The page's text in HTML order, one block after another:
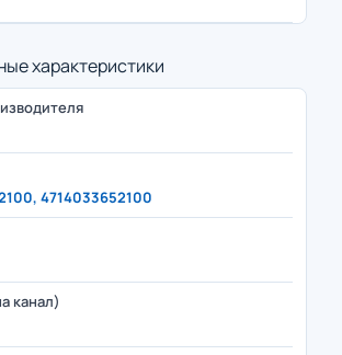
характеристики
4714033652100
канал)